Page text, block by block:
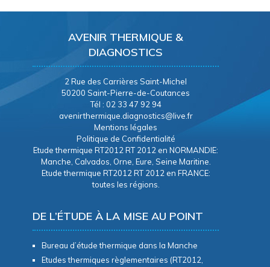
AVENIR THERMIQUE &
DIAGNOSTICS
2 Rue des Carrières Saint-Michel
50200 Saint-Pierre-de-Coutances
Tél : 02 33 47 92 94
avenirthermique.diagnostics@live.fr
Mentions légales
Politique de Confidentialité
Etude thermique RT2012 RT 2012 en NORMANDIE:
Manche, Calvados, Orne, Eure, Seine Maritine.
Etude thermique RT2012 RT 2012 en FRANCE:
toutes les régions.
DE L’ÉTUDE À LA MISE AU POINT
Bureau d’étude thermique dans la Manche
Etudes thermiques règlementaires (RT2012,